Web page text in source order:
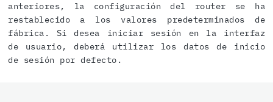
anteriores, la configuración del router se ha
restablecido a los valores predeterminados de
fábrica. Si desea iniciar sesión en la interfaz
de usuario, deberá utilizar los datos de inicio
de sesión por defecto.